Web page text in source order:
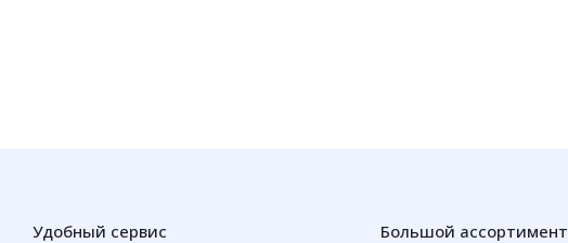
Удобный сервис Большой ассортимент